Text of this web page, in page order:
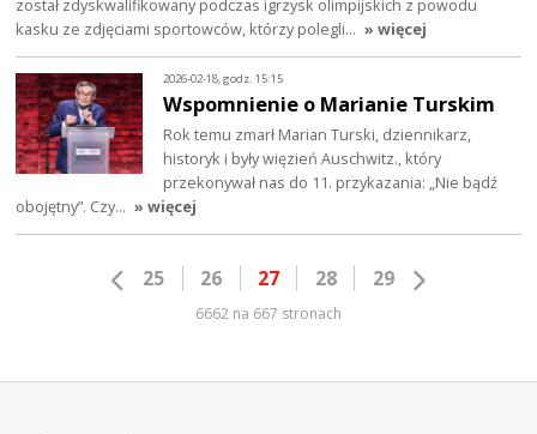
został zdyskwalifikowany podczas igrzysk olimpijskich z powodu
kasku ze zdjęciami sportowców, którzy polegli… » więcej
2026-02-18, godz. 15:15
Wspomnienie o Marianie Turskim
Rok temu zmarł Marian Turski, dziennikarz,
historyk i były więzień Auschwitz., który
przekonywał nas do 11. przykazania: „Nie bądź
obojętny”. Czy… » więcej
25 26 27 28 29
6662 na 667 stronach